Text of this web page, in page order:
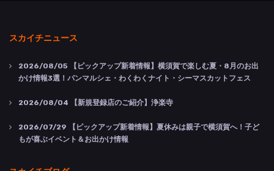
スカイチニュース
2026/08/05 【ピックアップ新着情報】横須賀で楽しむ夏・8月のお出
かけ情報3選！パンマルシェ・わくわくナイト・シーマスカットフェス
2026/08/04 【新規登録店のご紹介】浄楽寺
2026/07/29 【ピックアップ新着情報】夏休みは親子で横須賀へ！子ど
もが喜ぶイベント＆お出かけ情報